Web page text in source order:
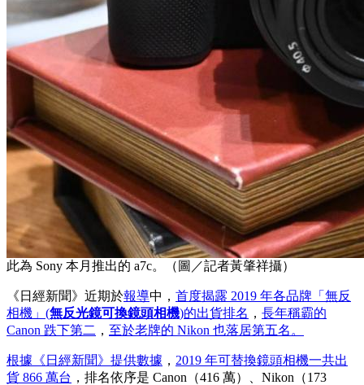
此為 Sony 本月推出的 a7c。（圖／記者黃肇祥攝）
《日經新聞》近期於報導中， 首度揭露 2019 年各品牌「無反
相機」(無反光鏡可換鏡頭相機)的出貨排名 ， 長年稱霸的
Canon 跌下第二 ， 至於老牌的 Nikon 也落居第五名。
根據《日經新聞》提供數據 ， 2019 年可替換鏡頭相機一共出
貨 866 萬台 ，排名依序是 Canon（416 萬）、Nikon（173